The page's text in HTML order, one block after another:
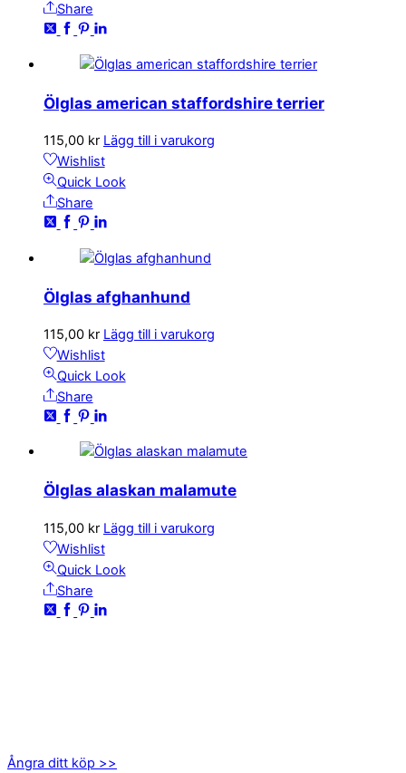
Share
Ölglas american staffordshire terrier
115,00 kr Lägg till i varukorg
Wishlist
Quick Look
Share
Ölglas afghanhund
115,00 kr Lägg till i varukorg
Wishlist
Quick Look
Share
Ölglas alaskan malamute
115,00 kr Lägg till i varukorg
Wishlist
Quick Look
Share
Ångra ditt köp >>